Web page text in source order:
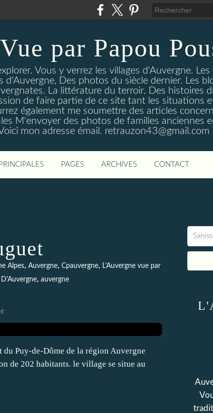
par Papou
Vous y verrez les villages d'Auvergne.
d'Auvergne, Des photos du siècle dernier. Les
La littérature du terroir. Des histoires
de faire partie de ce site tant les situations
également me soumettre des articles
M'envoyer des photos de familles anciennes
mon adresse émail. retrauzon43@gmail.com
PAGES ARCHIVES CONTACT
Alpes, Auvergne, Cpauvergne, L'Auvergne vue par
D'Auvergne, auvergne
Puy-de-Dôme de la région Auvergne
de 202 habitants. le village se situe au